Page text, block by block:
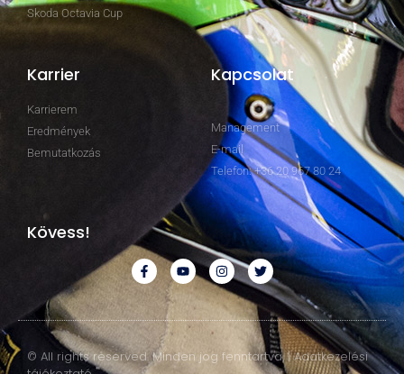
Skoda Octavia Cup
Karrier
Karrierem
Eredmények
Bemutatkozás
Kapcsolat
Management
E-mail
Telefon: +36 20 967 80 24
Kövess!
© All rights reserved. Minden jog fenntartva. | Adatkezelési